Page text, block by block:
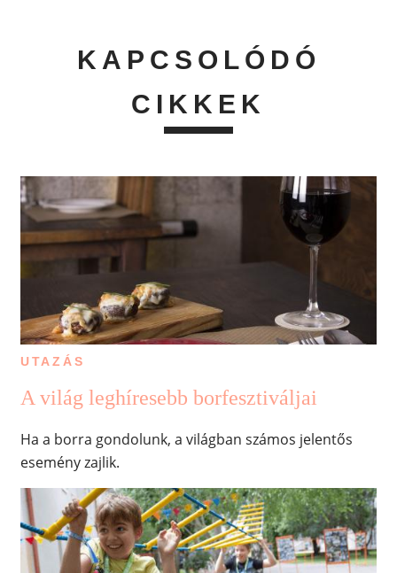
KAPCSOLÓDÓ
CIKKEK
UTAZÁS
A világ leghíresebb borfesztiváljai
Ha a borra gondolunk, a világban számos jelentős
esemény zajlik.